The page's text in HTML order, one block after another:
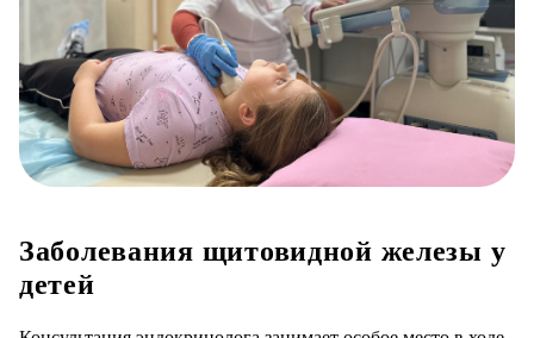
Заболевания щитовидной железы у
детей